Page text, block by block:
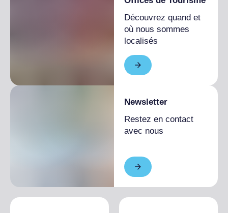
Découvrez quand et
où nous sommes
localisés
Newsletter
Restez en contact
avec nous